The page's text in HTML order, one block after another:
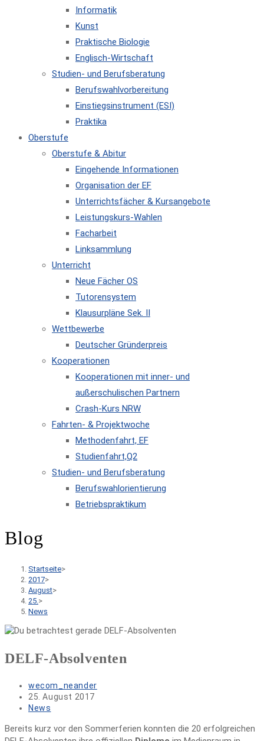
Informatik
Kunst
Praktische Biologie
Englisch-Wirtschaft
Studien- und Berufsberatung
Berufswahlvorbereitung
Einstiegsinstrument (ESI)
Praktika
Oberstufe
Oberstufe & Abitur
Eingehende Informationen
Organisation der EF
Unterrichtsfächer & Kursangebote
Leistungskurs-Wahlen
Facharbeit
Linksammlung
Unterricht
Neue Fächer OS
Tutorensystem
Klausurpläne Sek. II
Wettbewerbe
Deutscher Gründerpreis
Kooperationen
Kooperationen mit inner- und
außerschulischen Partnern
Crash-Kurs NRW
Fahrten- & Projektwoche
Methodenfahrt, EF
Studienfahrt,Q2
Studien- und Berufsberatung
Berufswahlorientierung
Betriebspraktikum
Blog
Startseite>
2017>
August>
25. >
News
DELF-Absolventen
Beitrags-
Autor:
wecom_neander
Beitrag
veröffentlicht:
25. August 2017
Beitrags-
News
Bereits kurz vor den Sommerferien konnten die 20 erfolgreichen